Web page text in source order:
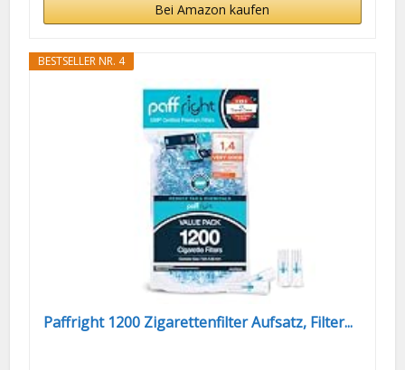
Bei Amazon kaufen
BESTSELLER NR. 4
Paffright 1200 Zigarettenfilter Aufsatz, Filter...